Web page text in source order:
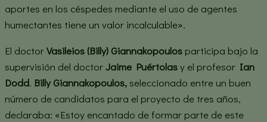
aportes en los céspedes mediante el uso de agentes
humectantes tiene un valor incalculable».
El doctorVasileios (Billy) Giannakopoulos participa bajo la
supervisión del doctorJaime Puértolasy el profesor Ian
Dodd. Billy Giannakopoulos,seleccionado entre un buen
número de candidatos para el proyecto de tres años,
declaraba: «Estoy encantado de formar parte de este